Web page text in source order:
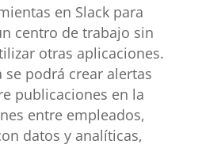
en Slack para
centro de trabajo sin
otras aplicaciones.
se podrá crear alertas
publicaciones en la
entre empleados,
datos y analíticas,